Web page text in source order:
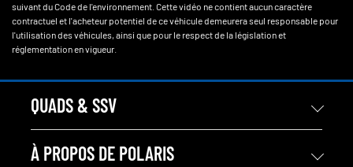
suivant du Code de l'environnement. Cette vidéo ne contient aucun caractère
contractuel et l'acheteur potentiel de ce véhicule demeurera seul responsable pour
l'utilisation des véhicules, ainsi que pour le respect de la législation et
réglementation en vigueur.
QUADS & SSV
À PROPOS DE POLARIS